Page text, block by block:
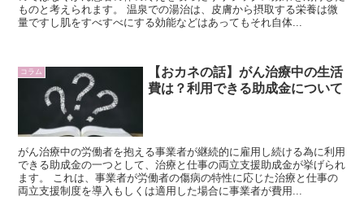
ものと考えられます。 温泉での湯治は、皮膚から摂取する栄養は微
量ですし肌をすべすべにする効能などはあってもそれ自体...
コラム
【おカネの話】がん治療中の生活
費は？利用できる助成金について
がん治療中の労働者を抱える事業者が継続的に雇用し続ける為に利用
できる助成金の一つとして、治療と仕事の両立支援助成金が挙げられ
ます。 これは、事業者が労働者の傷病の特性に応じた治療と仕事の
両立支援制度を導入もしくは適用した場合に事業者が費用...